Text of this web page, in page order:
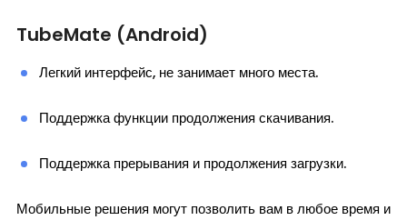
TubeMate (Android)
Легкий интерфейс, не занимает много места.
Поддержка функции продолжения скачивания.
Поддержка прерывания и продолжения загрузки.
Мобильные решения могут позволить вам в любое время и